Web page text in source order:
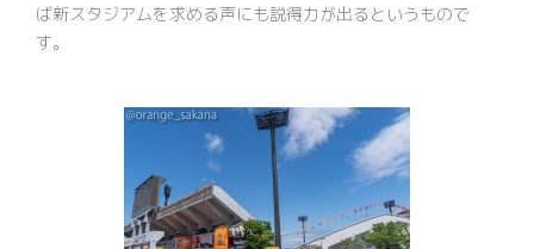
ば新スタジアムを求める声にも説得力が出るというもので
す。